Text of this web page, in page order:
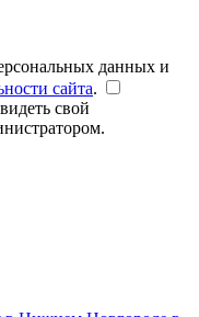
данных и
сайта.
свой